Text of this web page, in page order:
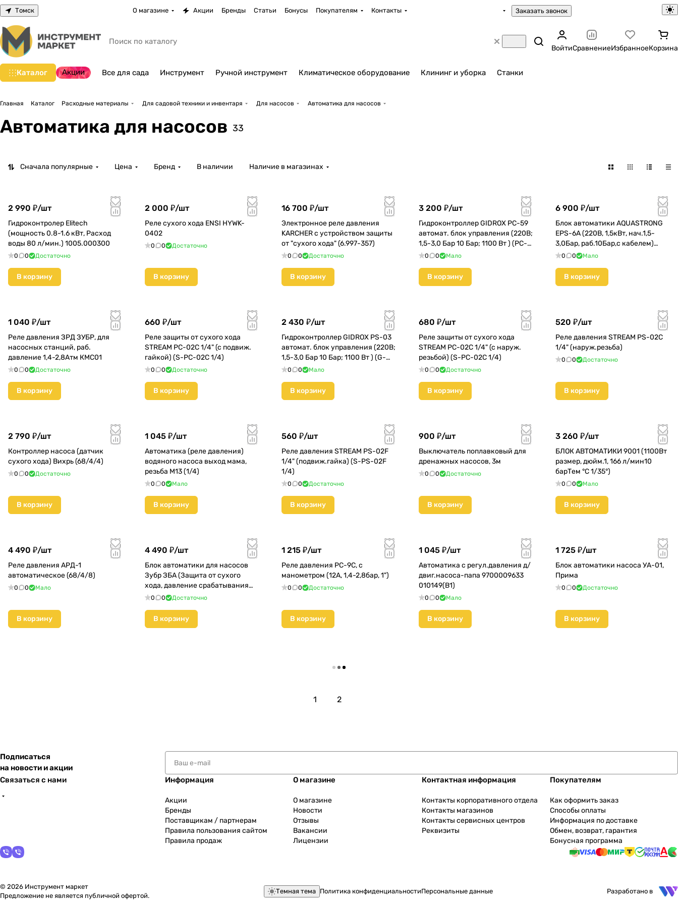
Томск О магазине Акции Бренды Статьи Бонусы Покупателям Контакты Заказать звонок
ВойтиСравнениеИзбранноеКорзина
Каталог Акции Все для сада Инструмент Ручной инструмент Климатическое оборудование Клининг и уборка Станки
Главная Каталог Расходные материалы Для садовой техники и инвентаря Для насосов Автоматика для насосов
Автоматика для насосов 33
Сначала популярные Цена Бренд В наличии Наличие в магазинах
2 990 ₽/шт
Гидроконтролер Elitech
(мощность 0.8-1.6 кВт, Расход
воды 80 л/мин.) 1005.000300
0 0 Достаточно
В корзину
2 000 ₽/шт
Реле сухого хода ENSI HYWK-
0402
0 0 Достаточно
В корзину
16 700 ₽/шт
Электронное реле давления
KARCHER с устройством защиты
от "сухого хода" (6.997-357)
0 0 Достаточно
В корзину
3 200 ₽/шт
Гидроконтроллер GIDROX PC-59
автомат. блок управления (220B;
1,5-3,0 Бар 10 Бар; 1100 Вт ) (PC-
59)
0 0 Мало
В корзину
6 900 ₽/шт
Блок автоматики AQUASTRONG
EPS-6A (220В, 1,5кВт, нач.1,5-
3,0Бар, раб.10Бар,с кабелем)
(EPS-6A 2.2KWc)
0 0 Мало
В корзину
1 040 ₽/шт
Реле давления ЗРД ЗУБР, для
насосных станций, раб.
давление 1,4-2,8Атм КМС01
0 0 Достаточно
В корзину
660 ₽/шт
Реле защиты от сухого хода
STREAM PC-02C 1/4" (с подвиж.
гайкой) (S-PC-02C 1/4)
0 0 Достаточно
В корзину
2 430 ₽/шт
Гидроконтроллер GIDROX PS-03
автомат. блок управления (220В;
1,5-3,0 Бар 10 Бар; 1100 Вт ) (G-
PS-03)
0 0 Мало
В корзину
680 ₽/шт
Реле защиты от сухого хода
STREAM PC-02C 1/4" (с наруж.
резьбой) (S-PC-02C 1/4)
0 0 Достаточно
В корзину
520 ₽/шт
Реле давления STREAM PS-02C
1/4" (наруж.резьба)
0 0 Достаточно
В корзину
2 790 ₽/шт
Контроллер насоса (датчик
сухого хода) Вихрь (68/4/4)
0 0 Достаточно
В корзину
1 045 ₽/шт
Автоматика (реле давления)
водяного насоса выход мама,
резьба М13 (1/4)
0 0 Мало
В корзину
560 ₽/шт
Реле давления STREAM PS-02F
1/4" (подвиж.гайка) (S-PS-02F
1/4)
0 0 Достаточно
В корзину
900 ₽/шт
Выключатель поплавковый для
дренажных насосов, 3м
0 0 Достаточно
В корзину
3 260 ₽/шт
БЛОК АВТОМАТИКИ 9001 (1100Вт
размер, дюйм.1, 166 л/мин10
барТем °C 1/35°)
0 0 Мало
В корзину
4 490 ₽/шт
Реле давления АРД-1
автоматическое (68/4/8)
0 0 Мало
В корзину
4 490 ₽/шт
Блок автоматики для насосов
Зубр ЗБА (Защита от сухого
хода, давление срабатывания
1,5Атм) КМС01
0 0 Достаточно
В корзину
1 215 ₽/шт
Реле давления РС-9С, с
манометром (12А, 1,4-2,8бар, 1")
0 0 Достаточно
В корзину
1 045 ₽/шт
Автоматика с регул.давления д/
двиг.насоса-папа 9700009633
010149(B1)
0 0 Мало
В корзину
1 725 ₽/шт
Блок автоматики насоса УА-01,
Прима
0 0 Достаточно
В корзину
Загрузить еще
1 2
Подписаться
на новости и акции
Связаться с нами
Информация
Акции
Бренды
Поставщикам / партнерам
Правила пользования сайтом
Правила продаж
О магазине
О магазине
Новости
Отзывы
Вакансии
Лицензии
Контактная информация
Контакты корпоративного отдела
Контакты магазинов
Контакты сервисных центров
Реквизиты
Покупателям
Как оформить заказ
Способы оплаты
Информация по доставке
Обмен, возврат, гарантия
Бонусная программа
© 2026 Инструмент маркет
Предложение не является публичной офертой.
Темная тема Политика конфиденциальностиПерсональные данные Разработано в